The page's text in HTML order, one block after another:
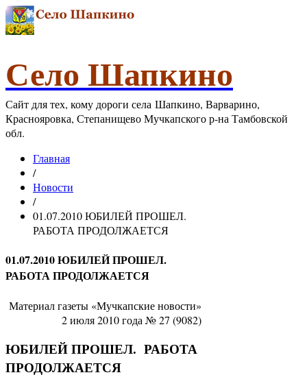
Село Шапкино
Сайт для тех, кому дороги села Шапкино, Варварино,
Краснояровка, Степанищево Мучкапского р-на Тамбовской
обл.
Главная
/
Новости
/
01.07.2010 ЮБИЛЕЙ ПРОШЕЛ.
РАБОТА ПРОДОЛЖАЕТСЯ
01.07.2010 ЮБИЛЕЙ ПРОШЕЛ.
РАБОТА ПРОДОЛЖАЕТСЯ
Материал газеты «Мучкапские новости»
2 июля 2010 года № 27 (9082)
ЮБИЛЕЙ ПРОШЕЛ. РАБОТА
ПРОДОЛЖАЕТСЯ